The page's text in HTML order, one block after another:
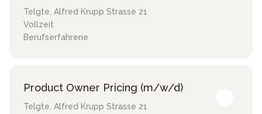
Telgte, Alfred Krupp Strasse 21
Vollzeit
Berufserfahrene
Product Owner Pricing (m/w/d)
Telgte, Alfred Krupp Strasse 21